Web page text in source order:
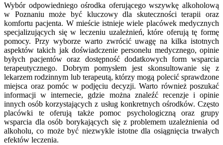
Wybór odpowiedniego ośrodka oferującego wszywkę alkoholową
w Poznaniu może być kluczowy dla skuteczności terapii oraz
komfortu pacjenta. W mieście istnieje wiele placówek medycznych
specjalizujących się w leczeniu uzależnień, które oferują tę formę
pomocy. Przy wyborze warto zwrócić uwagę na kilka istotnych
aspektów takich jak doświadczenie personelu medycznego, opinie
byłych pacjentów oraz dostępność dodatkowych form wsparcia
terapeutycznego. Dobrym pomysłem jest skonsultowanie się z
lekarzem rodzinnym lub terapeutą, którzy mogą polecić sprawdzone
miejsca oraz pomóc w podjęciu decyzji. Warto również poszukać
informacji w internecie, gdzie można znaleźć recenzje i opinie
innych osób korzystających z usług konkretnych ośrodków. Często
placówki te oferują także pomoc psychologiczną oraz grupy
wsparcia dla osób borykających się z problemem uzależnienia od
alkoholu, co może być niezwykle istotne dla osiągnięcia trwałych
efektów leczenia.